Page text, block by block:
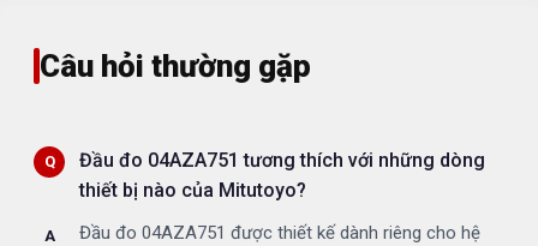
Câu hỏi thường gặp
Đầu đo 04AZA751 tương thích với những dòng
thiết bị nào của Mitutoyo?
Đầu đo 04AZA751 được thiết kế dành riêng cho hệ